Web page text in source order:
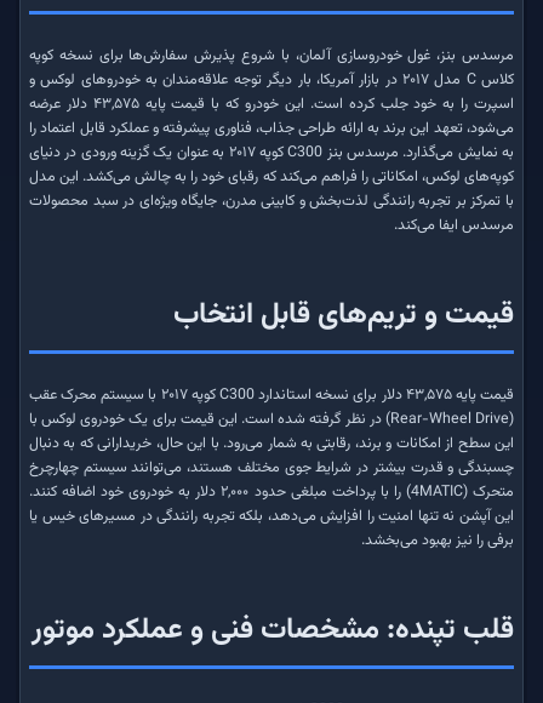
مرسدس بنز، غول خودروسازی آلمان، با شروع پذیرش سفارش‌ها برای نسخه کوپه
کلاس C مدل ۲۰۱۷ در بازار آمریکا، بار دیگر توجه علاقه‌مندان به خودروهای لوکس و
اسپرت را به خود جلب کرده است. این خودرو که با قیمت پایه ۴۳,۵۷۵ دلار عرضه
می‌شود، تعهد این برند به ارائه طراحی جذاب، فناوری پیشرفته و عملکرد قابل اعتماد را
به نمایش می‌گذارد. مرسدس بنز C300 کوپه ۲۰۱۷ به عنوان یک گزینه ورودی در دنیای
کوپه‌های لوکس، امکاناتی را فراهم می‌کند که رقبای خود را به چالش می‌کشد. این مدل
با تمرکز بر تجربه رانندگی لذت‌بخش و کابینی مدرن، جایگاه ویژه‌ای در سبد محصولات
مرسدس ایفا می‌کند.
قیمت و تریم‌های قابل انتخاب
قیمت پایه ۴۳,۵۷۵ دلار برای نسخه استاندارد C300 کوپه ۲۰۱۷ با سیستم محرک عقب
(Rear-Wheel Drive) در نظر گرفته شده است. این قیمت برای یک خودروی لوکس با
این سطح از امکانات و برند، رقابتی به شمار می‌رود. با این حال، خریدارانی که به دنبال
چسبندگی و قدرت بیشتر در شرایط جوی مختلف هستند، می‌توانند سیستم چهارچرخ
متحرک (4MATIC) را با پرداخت مبلغی حدود ۲,۰۰۰ دلار به خودروی خود اضافه کنند.
این آپشن نه تنها امنیت را افزایش می‌دهد، بلکه تجربه رانندگی در مسیرهای خیس یا
برفی را نیز بهبود می‌بخشد.
قلب تپنده: مشخصات فنی و عملکرد موتور